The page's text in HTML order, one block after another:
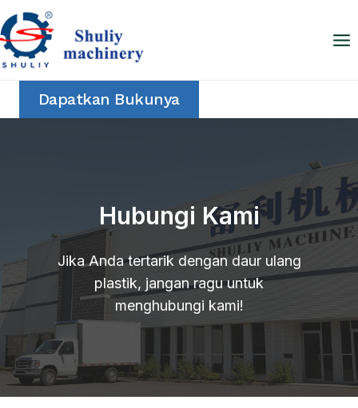
Skip
to
content
Dapatkan Bukunya
Hubungi Kami
Jika Anda tertarik dengan daur ulang
plastik, jangan ragu untuk
menghubungi kami!